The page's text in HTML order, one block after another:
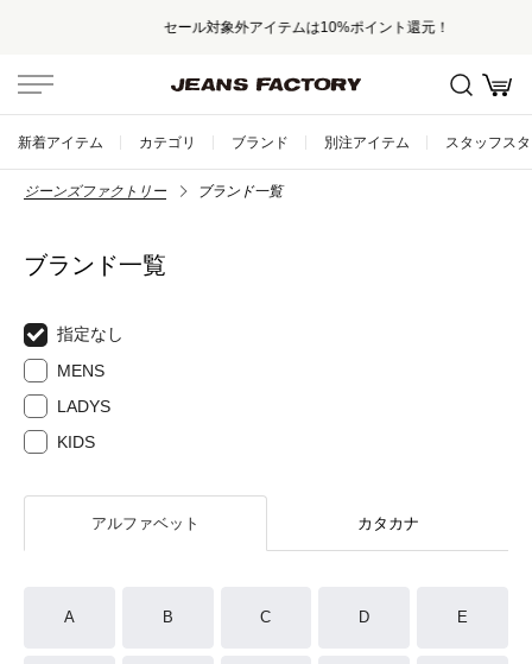
セール対象外アイテムは10%ポイント還元！
新着アイテム カテゴリ ブランド 別注アイテム スタッフス
ジーンズファクトリー ブランド一覧
ブランド一覧
指定なし
MENS
LADYS
KIDS
アルファベット カタカナ
A B C D E